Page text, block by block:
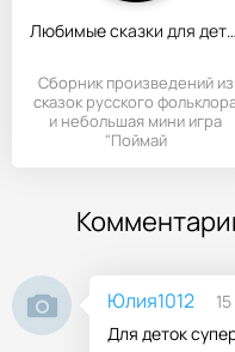
Любимые сказки для детей
Сборник произведений из
сказок русского
и небольшая мини игра
"Поймай
Юлия1012
Для деток